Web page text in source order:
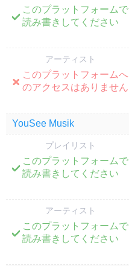
;
このプラットフォームで
読み書きしてください
アーティスト
;
このプラットフォームへ
のアクセスはありません
YouSee Musik
プレイリスト
;
このプラットフォームで
読み書きしてください
アーティスト
;
このプラットフォームで
読み書きしてください